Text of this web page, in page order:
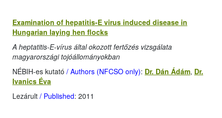
Examination of hepatitis-E virus induced disease in
Hungarian laying hen flocks
A heptatitis-E-vírus által okozott fertőzés vizsgálata
magyarországi tojóállományokban
NÉBIH-es kutató / Authors (NFCSO only): Dr. Dán Ádám, Dr.
Ivanics Éva
Lezárult / Published: 2011